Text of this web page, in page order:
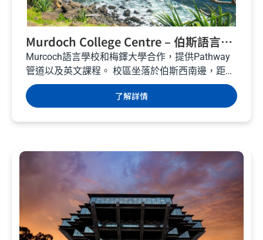
Murdoch College Centre – 伯斯語言學
校 – 澳洲遊學
Murcoch語言學校和梅鐸大學合作，提供Pathway
管道以及英文課程。 校區坐落於伯斯西南邊，距離
伯斯市中心30分車程。 梅鐸大學師資經驗豐富，提
供多元化課程，給學生最美好的學習英文體驗。...
了解詳情